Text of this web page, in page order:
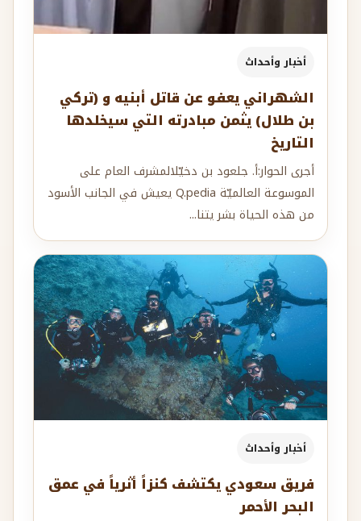
أخبار وأحداث
الشهراني يعفو عن قاتل أبنيه و (تركي
بن طلال) يثمن مبادرته التي سيخلدها
التاريخ
أجرى الحوار:أ. جلعود بن دخيّلالمشرف العام على
الموسوعة العالميّة Q.pedia يعيش في الجانب الأسود
من هذه الحياة بشر يتنا...
أخبار وأحداث
فريق سعودي يكتشف كنزاً أثرياً في عمق
البحر الأحمر